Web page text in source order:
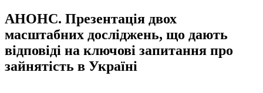
АНОНС. Презентація двох
масштабних досліджень, що дають
відповіді на ключові запитання про
зайнятість в Україні